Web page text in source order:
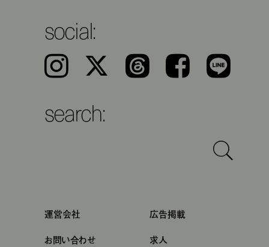
social:
Instagram 𝕏 Threads Facebook LINE
search:
運営会社
広告掲載
お問い合わせ
求人